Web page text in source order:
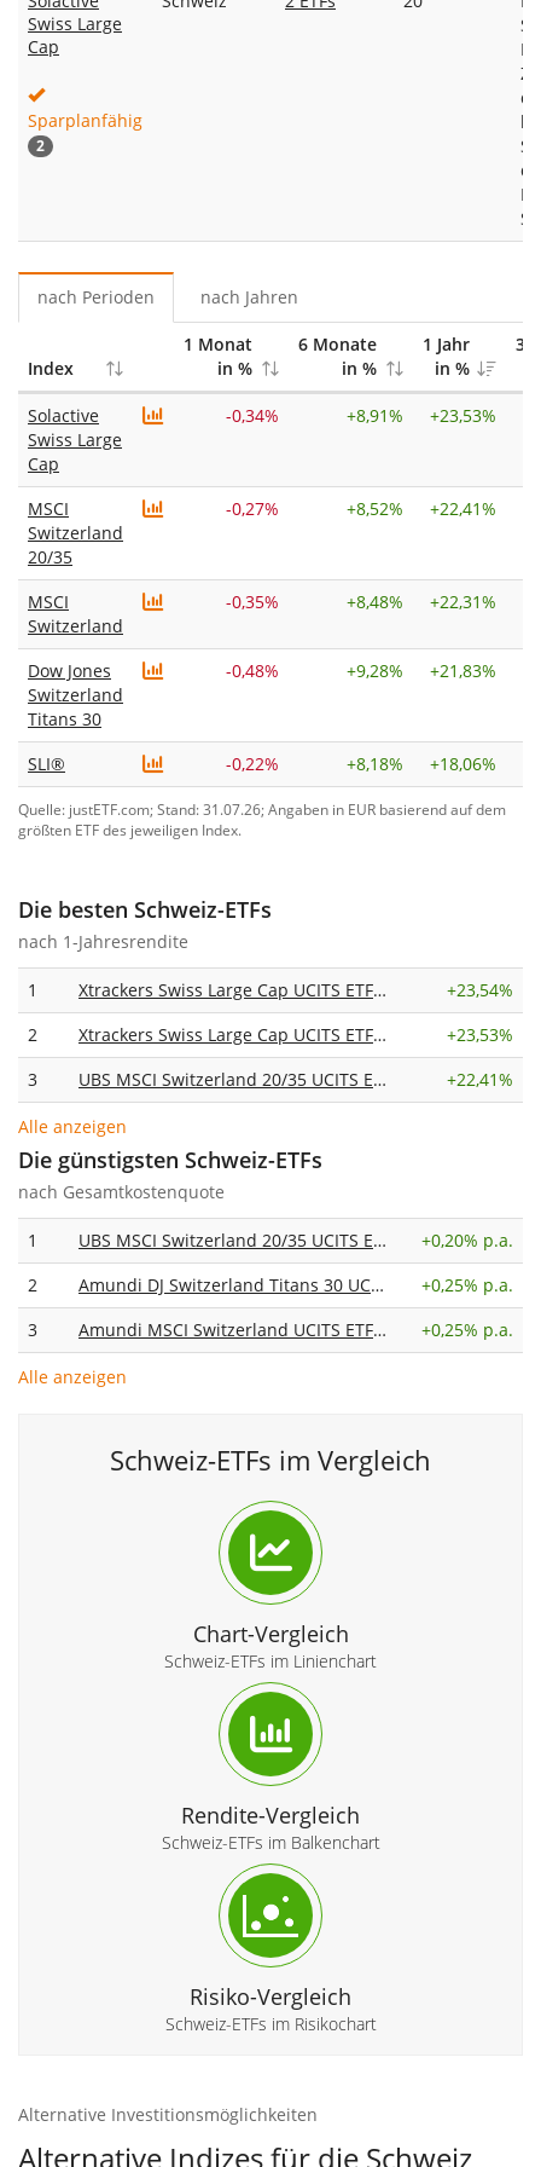
Swiss Large
Cap
Sparplanfähig
2
nach Perioden nach Jahren
Index
1 Monat
in %
6 Monate
in %
1 Jahr
in %
3
Solactive
Swiss Large
Cap
-0,34% +8,91% +23,53%
MSCI
Switzerland
20/35
-0,27% +8,52% +22,41%
MSCI
Switzerland
-0,35% +8,48% +22,31%
Dow Jones
Switzerland
Titans 30
-0,48% +9,28% +21,83%
SLI® -0,22% +8,18% +18,06%
Quelle: justETF.com; Stand: 31.07.26; Angaben in EUR basierend auf dem
größten ETF des jeweiligen Index.
Die besten Schweiz-ETFs
nach 1-Jahresrendite
1 Xtrackers Swiss Large Cap UCITS ETF 1C +23,54%
2
Xtrackers Swiss Large Cap UCITS ETF 1D +23,53%
3
UBS MSCI Switzerland 20/35 UCITS ETF CHF acc +22,41%
Alle anzeigen
Die günstigsten Schweiz-ETFs
nach Gesamtkostenquote
1 UBS MSCI Switzerland 20/35 UCITS ETF CHF acc +0,20% p.a.
2
Amundi DJ Switzerland Titans 30 UCITS ETF Dist +0,25% p.a.
3
Amundi MSCI Switzerland UCITS ETF CHF +0,25% p.a.
Alle anzeigen
Schweiz-ETFs im Vergleich
Chart-Vergleich
Schweiz-ETFs im Linienchart
Rendite-Vergleich
Schweiz-ETFs im Balkenchart
Risiko-Vergleich
Schweiz-ETFs im Risikochart
Alternative Investitionsmöglichkeiten
Alternative Indizes für die Schweiz